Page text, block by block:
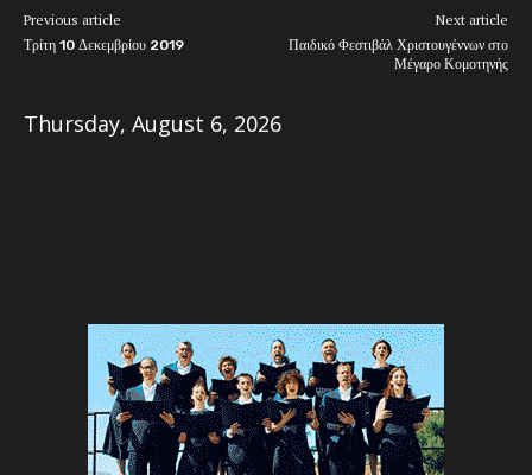
Previous article
Τρίτη 10 Δεκεμβρίου 2019
Next article
Παιδικό Φεστιβάλ Χριστουγέννων στο
Μέγαρο Κομοτηνής
Thursday, August 6, 2026